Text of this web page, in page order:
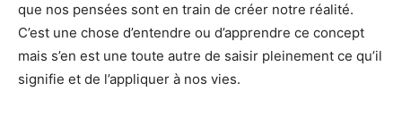
que nos pensées sont en train de créer notre réalité.
C’est une chose d’entendre ou d’apprendre ce concept
mais s’en est une toute autre de saisir pleinement ce qu’il
signifie et de l’appliquer à nos vies.